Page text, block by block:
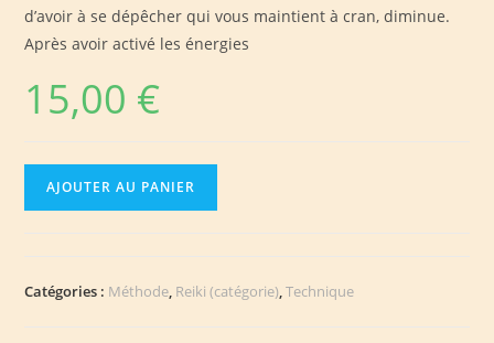
d’avoir à se dépêcher qui vous maintient à cran, diminue.
Après avoir activé les énergies
15,00 €
L’Anxiété
AJOUTER AU PANIER
Catégories : Méthode, Reiki (catégorie),Technique